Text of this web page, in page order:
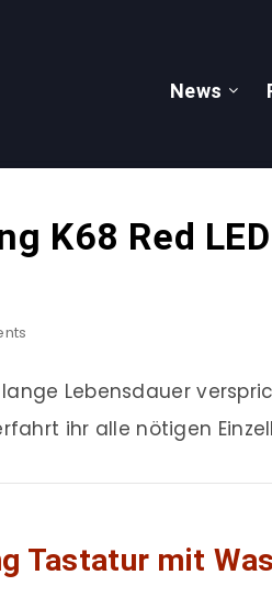
News
K68 Red
Lebensdauer
ihr alle nötigen
Tastatur mit